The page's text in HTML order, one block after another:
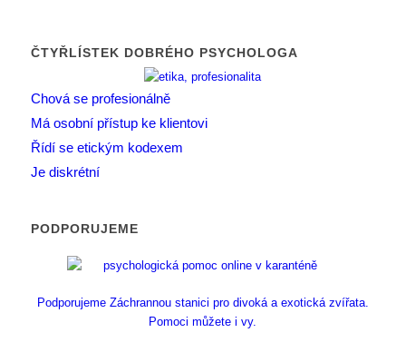
ČTYŘLÍSTEK DOBRÉHO PSYCHOLOGA
Chová se profesionálně
Má osobní přístup ke klientovi
Řídí se etickým kodexem
Je diskrétní
PODPORUJEME
Podporujeme Záchrannou stanici pro divoká a exotická zvířata.
Pomoci můžete i vy.